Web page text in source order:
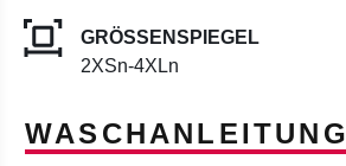
GRÖSSENSPIEGEL
2XSn-4XLn
WASCHANLEITUNG